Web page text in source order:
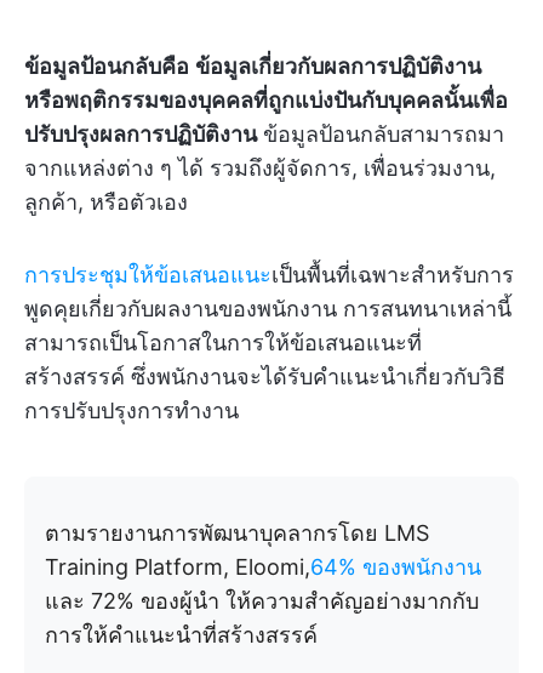
ข้อมูลป้อนกลับคือ ข้อมูลเกี่ยวกับผลการปฏิบัติงาน
หรือพฤติกรรมของบุคคลที่ถูกแบ่งปันกับบุคคลนั้นเพื่อ
ปรับปรุงผลการปฏิบัติงานข้อมูลป้อนกลับสามารถมา
จากแหล่งต่าง ๆ ได้ รวมถึงผู้จัดการ, เพื่อนร่วมงาน,
ลูกค้า, หรือตัวเอง
การประชุมให้ข้อเสนอแนะเป็นพื้นที่เฉพาะสำหรับการ
พูดคุยเกี่ยวกับผลงานของพนักงาน การสนทนาเหล่านี้
สามารถเป็นโอกาสในการให้ข้อเสนอแนะที่
สร้างสรรค์ ซึ่งพนักงานจะได้รับคำแนะนำเกี่ยวกับวิธี
การปรับปรุงการทำงาน
ตามรายงานการพัฒนาบุคลากรโดย LMS
Training Platform, Eloomi,64% ของพนักงาน
และ 72% ของผู้นำ ให้ความสำคัญอย่างมากกับ
การให้คำแนะนำที่สร้างสรรค์